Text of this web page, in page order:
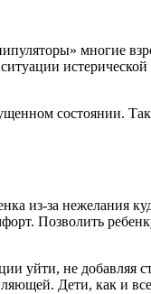
многие
состоянии.
из-за нежелания
Позволить
уйти, не добавляя
Дети, как и